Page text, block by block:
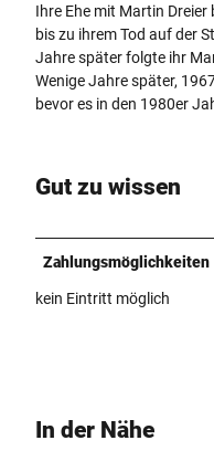
Ihre Ehe mit Martin Dreier
bis zu ihrem Tod auf der
Jahre später folgte ihr
Wenige Jahre später,
bevor es in den 1980er
Gut zu wissen
Zahlungsmöglichkeiten
kein Eintritt möglich
In der Nähe